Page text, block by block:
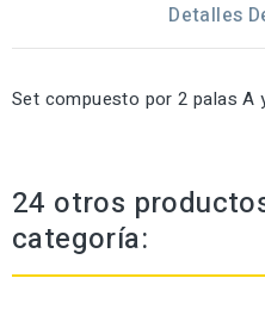
Detalles
Set compuesto por 2 palas A
24 otros
categoría: